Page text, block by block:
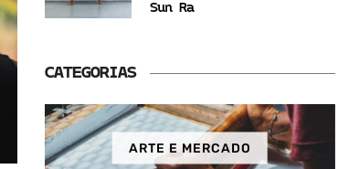
Sun Ra
CATEGORIAS
ARTE E MERCADO